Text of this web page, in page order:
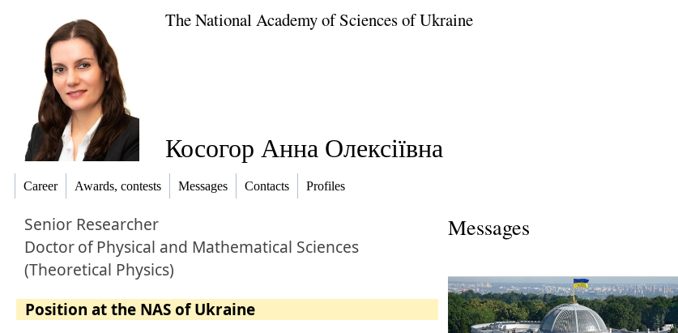
The National Academy of Sciences of Ukraine
Косогор Анна Олексіївна
Career Awards, contests Messages Contacts Profiles
Senior Researcher
DoctorofPhysical and Mathematical Sciences
(Theoretical Physics)
Position at the NAS of Ukraine
Messages